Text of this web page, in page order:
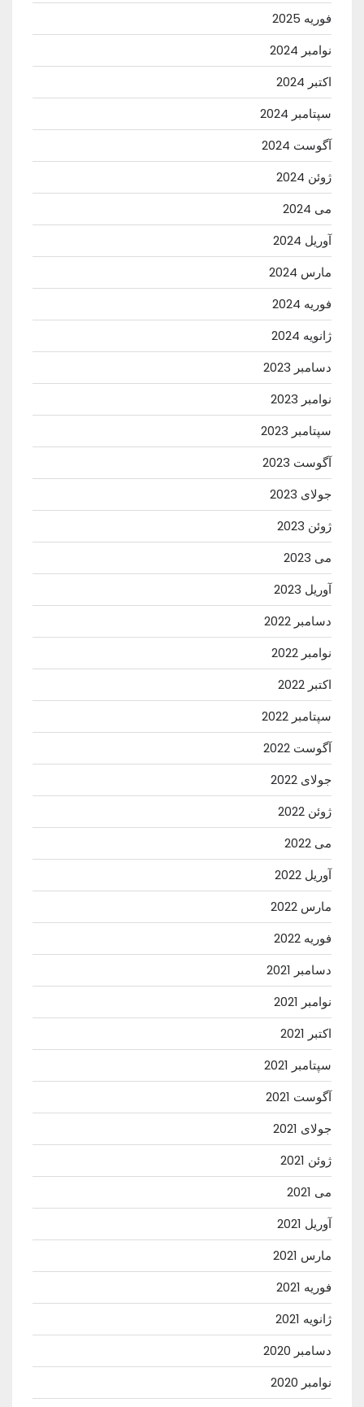
فوریه 2025
نوامبر 2024
اکتبر 2024
سپتامبر 2024
آگوست 2024
ژوئن 2024
می 2024
آوریل 2024
مارس 2024
فوریه 2024
ژانویه 2024
دسامبر 2023
نوامبر 2023
سپتامبر 2023
آگوست 2023
جولای 2023
ژوئن 2023
می 2023
آوریل 2023
دسامبر 2022
نوامبر 2022
اکتبر 2022
سپتامبر 2022
آگوست 2022
جولای 2022
ژوئن 2022
می 2022
آوریل 2022
مارس 2022
فوریه 2022
دسامبر 2021
نوامبر 2021
اکتبر 2021
سپتامبر 2021
آگوست 2021
جولای 2021
ژوئن 2021
می 2021
آوریل 2021
مارس 2021
فوریه 2021
ژانویه 2021
دسامبر 2020
نوامبر 2020